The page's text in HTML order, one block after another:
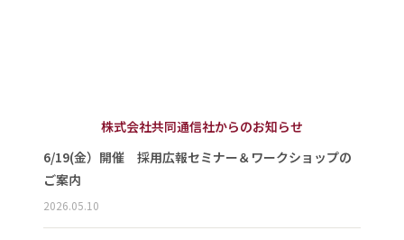
株式会社共同通信社からのお知らせ
6/19(金）開催 採用広報セミナー＆ワークショップの
ご案内
2026.05.10